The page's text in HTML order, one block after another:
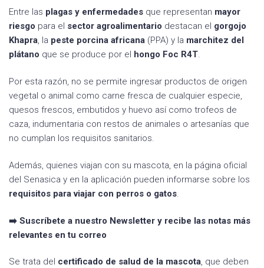
Entre las plagas y enfermedades que representan mayor
riesgo para el sector agroalimentario destacan el gorgojo
Khapra, la peste porcina africana (PPA) y la marchitez del
plátano que se produce por el hongo Foc R4T.
Por esta razón, no se permite ingresar productos de origen
vegetal o animal como carne fresca de cualquier especie,
quesos frescos, embutidos y huevo así como trofeos de
caza, indumentaria con restos de animales o artesanías que
no cumplan los requisitos sanitarios.
Además, quienes viajan con su mascota, en la página oficial
del Senasica y en la aplicación pueden informarse sobre los
requisitos para viajar con perros o gatos.
➡️ Suscríbete a nuestro Newsletter y recibe las notas más
relevantes en tu correo
Se trata del certificado de salud de la mascota, que deben